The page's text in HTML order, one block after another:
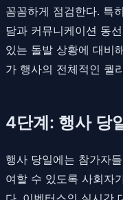
꼼꼼하게 점검한다. 특
담과 커뮤니케이션 동
있는 돌발 상황에 대비
가 행사의 전체적인 퀄
4단계: 행사 당
행사 당일에는 참가자
여할 수 있도록 사회자